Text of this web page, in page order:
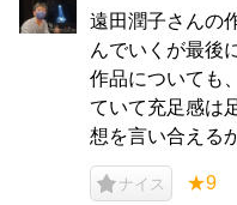
遠田潤子さんの
んでいくが最後
作品についても
ていて充足感は
想を言い合える
ナイス ★9